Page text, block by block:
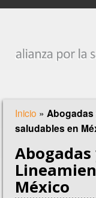
Inicio »
saludables en
México